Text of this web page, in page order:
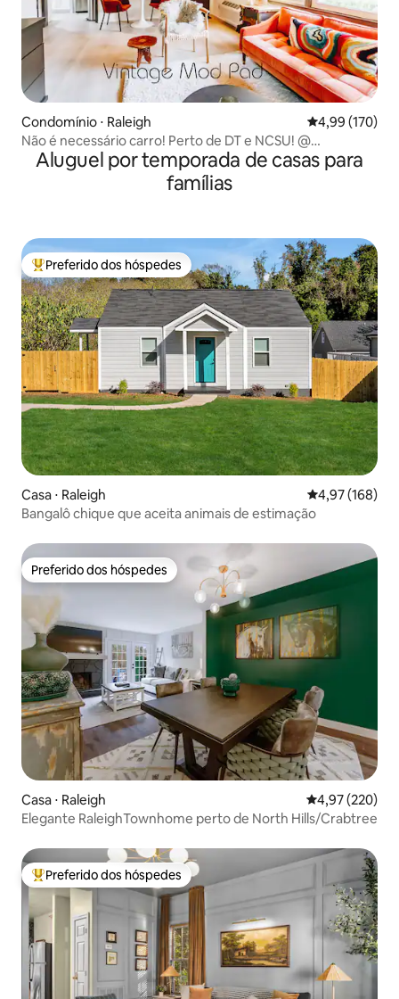
Condomínio ⋅ Raleigh 4,99 de uma
4,99 (170)
Não é necessário carro! Perto de DT e NCSU! @
VintageModPad
Aluguel por temporada de casas para
famílias
Entre os melhores preferidos dos hóspedes
Preferido dos hóspedes
Casa ⋅ Raleigh 4,97 de uma
4,97 (168)
Bangalô chique que aceita animais de estimação
Preferido dos hóspedes
Preferido dos hóspedes
Casa ⋅ Raleigh 4,97 de uma
4,97 (220)
Elegante RaleighTownhome perto de North Hills/Crabtree
Entre os melhores preferidos dos hóspedes
Preferido dos hóspedes